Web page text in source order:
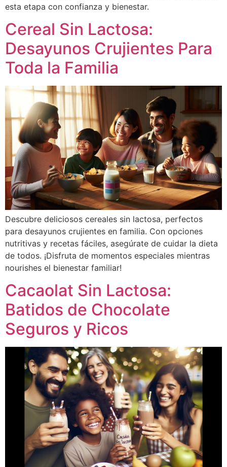
esta etapa con confianza y bienestar.
Cereal Sin Lactosa:
Desayunos Crujientes Para
Toda la Familia
Descubre deliciosos cereales sin lactosa, perfectos
para desayunos crujientes en familia. Con opciones
nutritivas y recetas fáciles, asegúrate de cuidar la dieta
de todos. ¡Disfruta de momentos especiales mientras
nourishes el bienestar familiar!
Cacaolat Sin Lactosa:
Batidos de Chocolate
Seguros y Ricos